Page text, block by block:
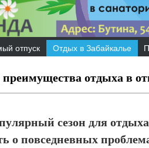
отпуск Отдых в Забайкалье
отдыха в
сезон для
о повседневных